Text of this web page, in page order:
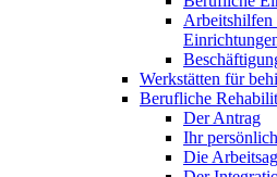
Arbeitshilfen
Werkstätten für
Berufliche
Der Antrag
Ihr
Die